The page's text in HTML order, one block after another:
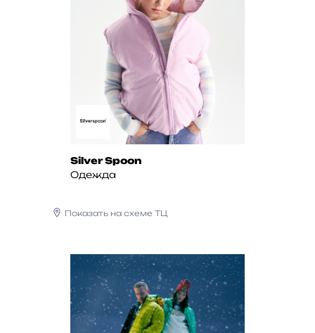
Silver Spoon
Одежда
Показать на схеме ТЦ